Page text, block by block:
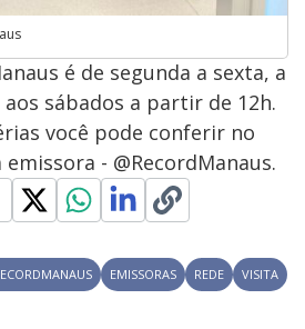
é de segunda a sexta, a
sábados a partir de 12h.
você pode conferir no
- @RecordManaus.
EMISSORAS REDE VISITA